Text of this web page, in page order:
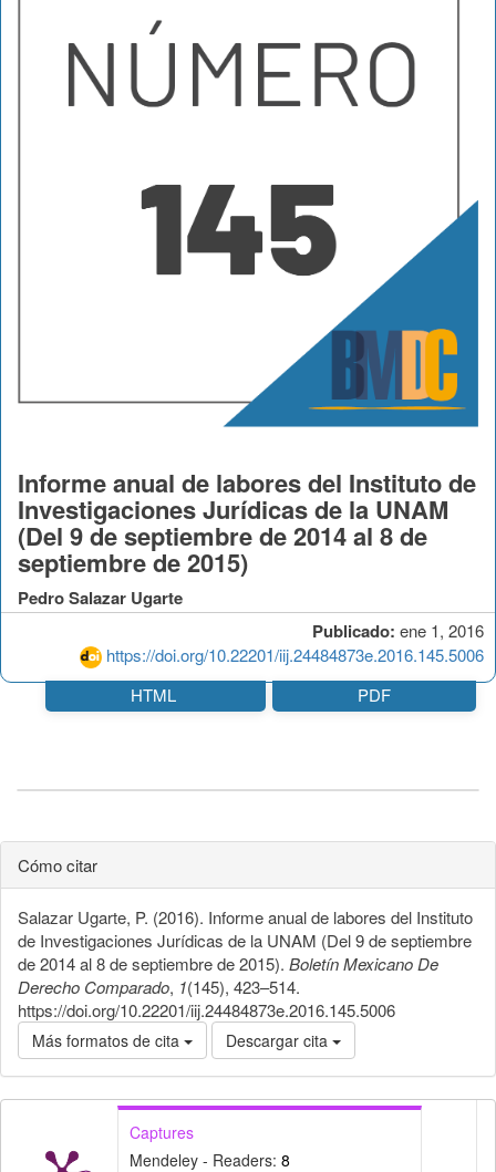
Publicado: ene 1, 2016
https://doi.org/10.22201/iij.24484873e.2016.145.5006
Informe anual de labores del Instituto de
Investigaciones Jurídicas de la UNAM
(Del 9 de septiembre de 2014 al 8 de
septiembre de 2015)
Pedro Salazar Ugarte
HTML PDF
Cómo citar
Salazar Ugarte, P. (2016). Informe anual de labores del Instituto
de Investigaciones Jurídicas de la UNAM (Del 9 de septiembre
de 2014 al 8 de septiembre de 2015). Boletín Mexicano De
Derecho Comparado, 1(145), 423–514.
https://doi.org/10.22201/iij.24484873e.2016.145.5006
Más formatos de cita Descargar cita
Captures
Mendeley - Readers: 8